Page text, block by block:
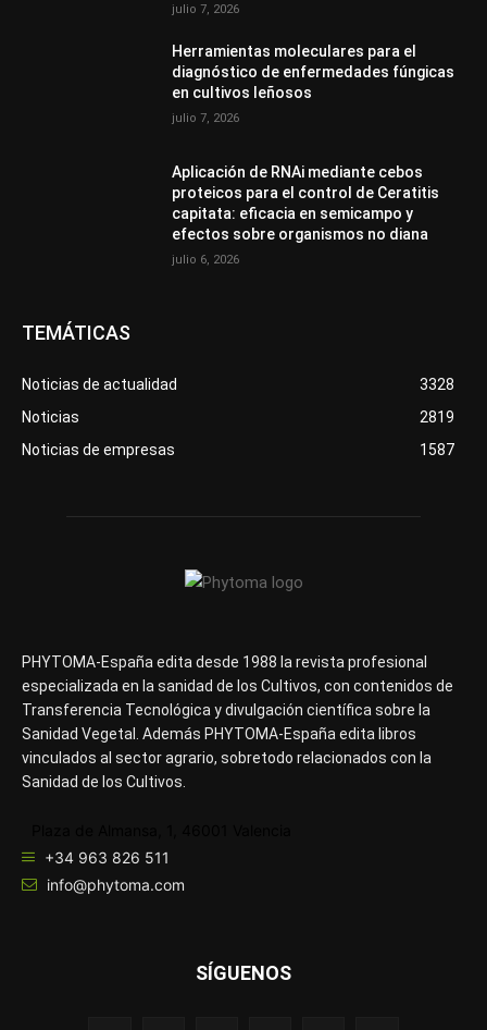
julio 7, 2026
Herramientas moleculares para el
diagnóstico de enfermedades fúngicas
en cultivos leñosos
julio 7, 2026
Aplicación de RNAi mediante cebos
proteicos para el control de Ceratitis
capitata: eficacia en semicampo y
efectos sobre organismos no diana
julio 6, 2026
TEMÁTICAS
Noticias de actualidad
3328
Noticias
2819
Noticias de empresas
1587
PHYTOMA-España edita desde 1988 la revista profesional
especializada en la sanidad de los Cultivos, con contenidos de
Transferencia Tecnológica y divulgación científica sobre la
Sanidad Vegetal. Además PHYTOMA-España edita libros
vinculados al sector agrario, sobretodo relacionados con la
Sanidad de los Cultivos.
+34 963 826 511
info@phytoma.com
SÍGUENOS